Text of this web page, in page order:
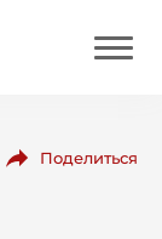
Поделиться